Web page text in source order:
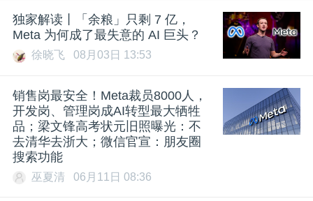
独家解读丨「余粮」只剩 7 亿，
Meta 为何成了最失意的 AI 巨头？
徐晓飞 08月03日 13:53
销售岗最安全！Meta裁员8000人，
开发岗、管理岗成AI转型最大牺牲
品；梁文锋高考状元旧照曝光：不
去清华去浙大；微信官宣：朋友圈
搜索功能
巫夏清 06月11日 08:36